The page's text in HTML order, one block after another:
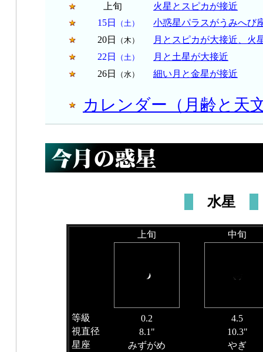
上旬
火星とスピカが接近
15日
（土）
小惑星パラスがうみへび
20日
（木）
月とスピカが大接近、火
22日
（土）
月と土星が大接近
26日
（水） 細い月と金星が接近
カレンダー（月齢と天
水星
上旬 中旬
等級 0.2
4.5
視直径
8.1"
10.3"
星座
みずがめ
やぎ